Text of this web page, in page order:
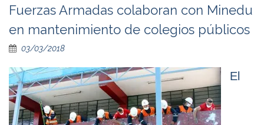
Fuerzas Armadas colaboran con Minedu
en mantenimiento de colegios públicos
03/03/2018
El